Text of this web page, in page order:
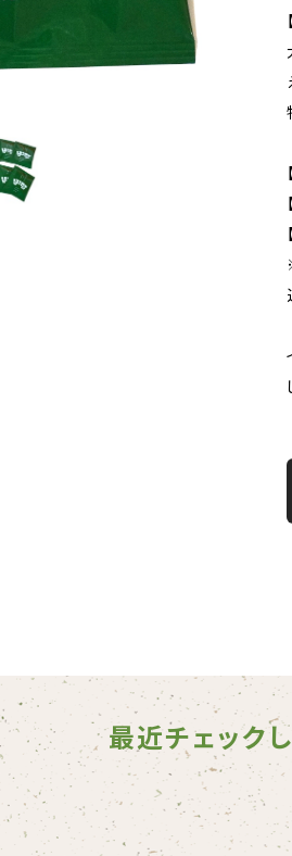
最近チェック